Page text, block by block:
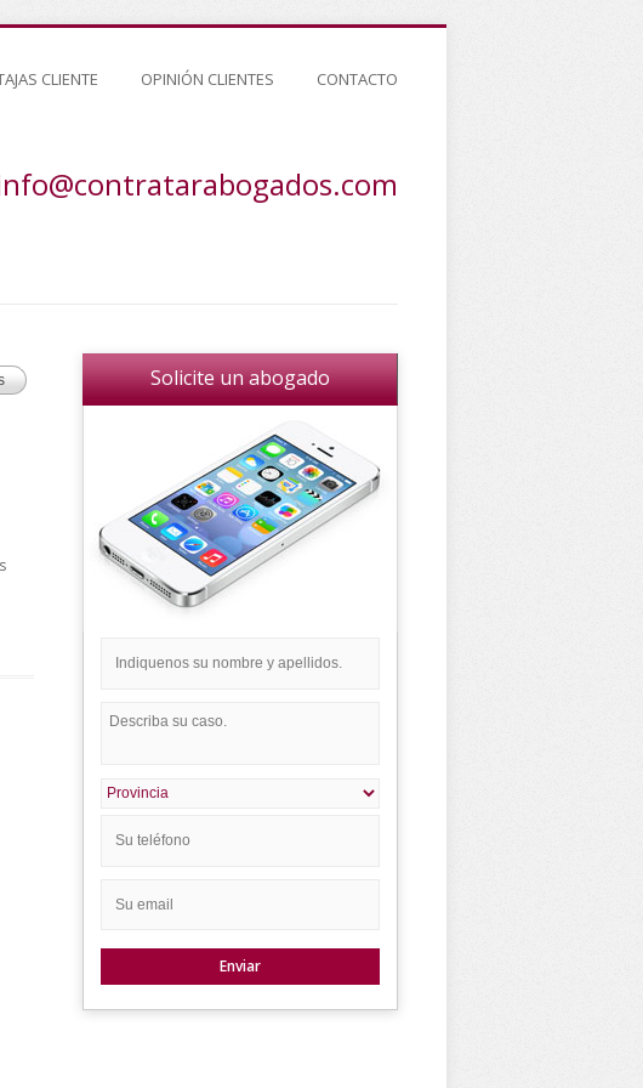
CLIENTE OPINIÓN CLIENTES CONTACTO
Solicite un abogado